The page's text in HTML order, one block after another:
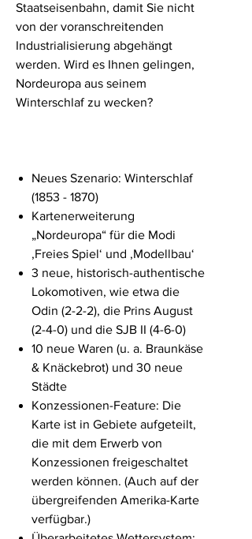
Staatseisenbahn, damit Sie nicht
von der voranschreitenden
Industrialisierung abgehängt
werden. Wird es Ihnen gelingen,
Nordeuropa aus seinem
Winterschlaf zu wecken?
Neues Szenario: Winterschlaf
(1853 - 1870)
Kartenerweiterung
„Nordeuropa“ für die Modi
‚Freies Spiel‘ und ‚Modellbau‘
3 neue, historisch-authentische
Lokomotiven, wie etwa die
Odin (2-2-2), die Prins August
(2-4-0) und die SJB II (4-6-0)
10 neue Waren (u. a. Braunkäse
& Knäckebrot) und 30 neue
Städte
Konzessionen-Feature: Die
Karte ist in Gebiete aufgeteilt,
die mit dem Erwerb von
Konzessionen freigeschaltet
werden können. (Auch auf der
übergreifenden Amerika-Karte
verfügbar.)